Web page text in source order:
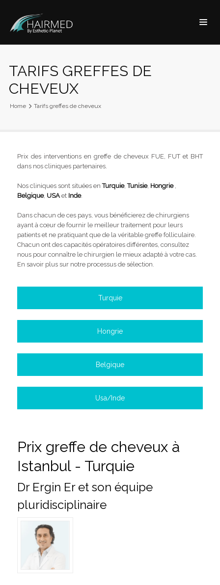
TARIFS GREFFES DE
CHEVEUX
Home Tarifs greffes de cheveux
Prix des interventions en greffe de cheveux FUE, FUT et BHT
dans nos cliniques partenaires.
Nos cliniques sont situées enTurquie,Tunisie, Hongrie,
Belgique, USAet Inde.
Dans chacun de ces pays, vous bénéficierez de chirurgiens
ayant à cœur de fournir le meilleur traitement pour leurs
patients et ne pratiquant que de la véritable greffe folliculaire.
Chacun ont des capacités opératoires différentes, consultez
nous pour connaître le chirurgien le mieux adapté à votre cas.
En savoir plus sur notre processus de sélection.
Turquie
Hongrie
Belgique
Usa/Inde
Prix greffe de cheveux à
Istanbul - Turquie
Dr Ergin Er et son équipe
pluridisciplinaire